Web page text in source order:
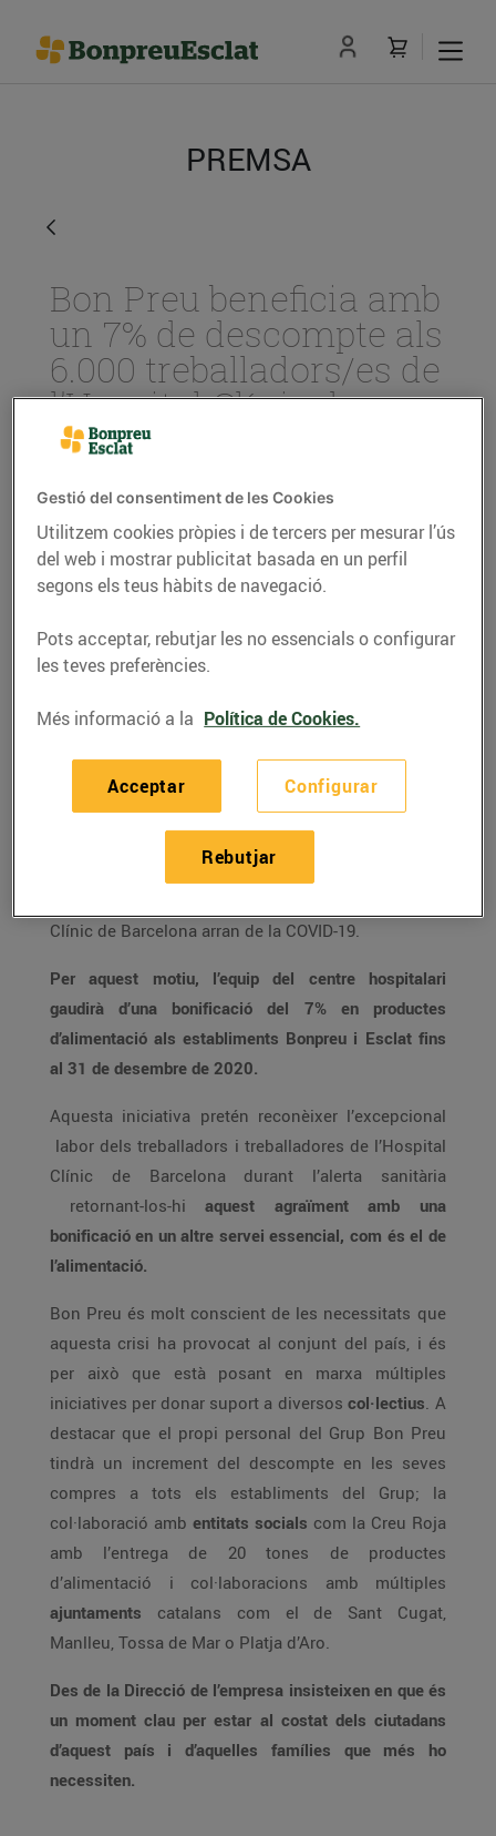
PREMSA
Bon Preu beneficia amb
un 7% de descompte als
6.000 treballadors/es de
l’Hospital Clínic de
Barcelona en
tasca
12/de maig/2020
en la investigació, suport i atenció als
afectats per la COVID-19.
agraïment en forma de 7% de bonificació
establiments Bonpreu i Esclat.
Bon Preu ha volgut posar en valor la tasca que està
Clínic de Barcelona arran de la COVID-19.
Per aquest motiu, l’equip del centre hospitalari
gaudirà d’una bonificació del 7% en productes
d’alimentació als establiments Bonpreu i Esclat fins
al 31 de desembre de 2020.
Aquesta iniciativa pretén reconèixer l’excepcional
labor dels treballadors i treballadores de l’Hospital
Clínic de Barcelona durant l’alerta sanitària
retornant-los-hi aquest agraïment amb una
bonificació en un altre servei essencial, com és el de
l’alimentació.
Bon Preu és molt conscient de les necessitats que
aquesta crisi ha provocat al conjunt del país, i és
per això que està posant en marxa múltiples
iniciatives per donar suport a diversos col·lectius. A
destacar que el propi personal del Grup Bon Preu
tindrà un increment del descompte en les seves
compres a tots els establiments del Grup; la
col·laboració amb entitats socials com la Creu Roja
amb l’entrega de 20 tones de productes
d’alimentació i col·laboracions amb múltiples
ajuntaments catalans com el de Sant Cugat,
Manlleu, Tossa de Mar o Platja d’Aro.
Des de la Direcció de l’empresa insisteixen en que és
un moment clau per estar al costat dels ciutadans
d’aquest país i d’aquelles famílies que més ho
necessiten.
Gestió del consentiment de les Cookies
Utilitzem cookies pròpies i de tercers per mesurar l’ús
del web i mostrar publicitat basada en un perfil
segons els teus hàbits de navegació.
Pots acceptar, rebutjar les no essencials o configurar
les teves preferències.
Més informació a la Política de Cookies.
Configurar
Rebutjar
Acceptar